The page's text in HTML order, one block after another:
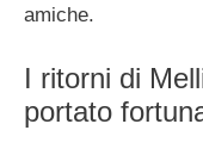
amiche.
I ritorni di
portato